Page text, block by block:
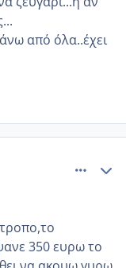
από όλα..έχει
350 ευρω το